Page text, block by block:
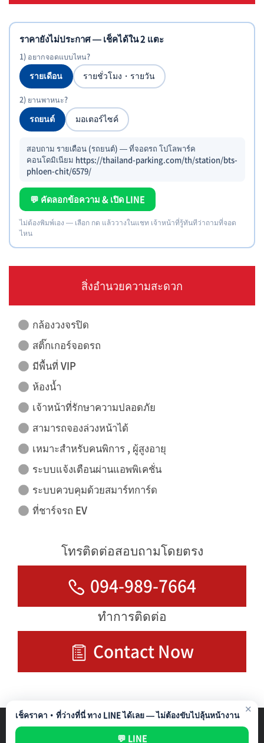
ราคายังไม่ประกาศ — เช็คได้ใน 2 แตะ
1) อยากจอดแบบไหน?
รายเดือน รายชั่วโมง・รายวัน
2) ยานพาหนะ?
รถยนต์ มอเตอร์ไซค์
สอบถาม รายเดือน (รถยนต์) — ที่จอดรถ โปโลพาร์ค
คอนโดมิเนียม https://thailand-parking.com/th/station/bts-
phloen-chit/6579/
💬 คัดลอกข้อความ & เปิด LINE
ไม่ต้องพิมพ์เอง — เลือก กด แล้ววางในแชท เจ้าหน้าที่รู้ทันทีว่าถามที่จอด
ไหน
สิ่งอำนวยความสะดวก
กล้องวงจรปิด
สติ๊กเกอร์จอดรถ
มีพื้นที่ VIP
ห้องน้ำ
เจ้าหน้าที่รักษาความปลอดภัย
สามารถจองล่วงหน้าได้
เหมาะสำหรับคนพิการ , ผู้สูงอายุ
ระบบแจ้งเตือนผ่านแอพพิเคชั่น
ระบบควบคุมด้วยสมาร์ทการ์ด
ที่ชาร์จรถ EV
โทรติดต่อสอบถามโดยตรง
094-989-7664
ทำการติดต่อ
Contact Now
✕
เช็คราคา・ที่ว่างที่นี่ ทาง LINE ได้เลย — ไม่ต้องขับไปลุ้นหน้างาน
💬 LINE
รับบริหารที่จอดรถ Privacy Policy